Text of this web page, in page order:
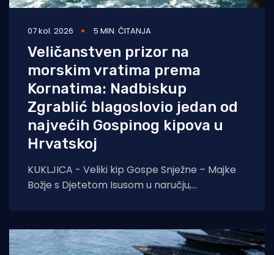
07 kol. 2026 5 MIN. ČITANJA
Veličanstven prizor na
morskim vratima prema
Kornatima: Nadbiskup
Zgrablić blagoslovio jedan od
najvećih Gospinog kipova u
Hrvatskoj
KUKLJICA - Veliki kip Gospe Snježne – Majke
Božje s Djetetom Isusom u naručju,